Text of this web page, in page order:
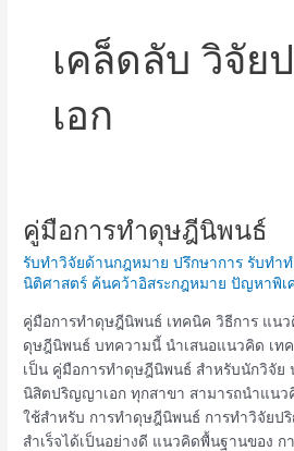
เคล็ดลับ วิจัย
เอก
คู่มือการทำดุษฎีนิพนธ์
รับทำวิจัยด้านกฎหมาย ปรึกษาการ รับทำ
นิติศาสตร์ ค้นคว้าอิสระกฎหมาย ปัญหาพิ
คู่มือการทำดุษฎีนิพนธ์ เทคนิค วิธีการ แน
ดุษฎีนิพนธ์ บทความนี้ นำเสนอแนวคิด เท
เป็น คู่มือการทำดุษฎีนิพนธ์ สำหรับนักวิจั
นิสิตปริญญาเอก ทุกสาขา สามารถนำแนว
ใช้สำหรับ การทำดุษฎีนิพนธ์ การทำวิจัยป
สำเร็จได้เป็นอย่างดี แนวคิดพื้นฐานของ
คู่มือ
การ
ทำ